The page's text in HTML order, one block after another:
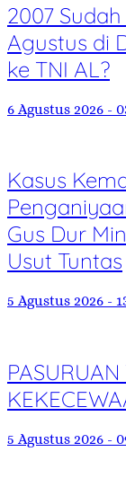
2007
Agustus di
ke TNI AL?
6 Agustus 2026 -
Kasus
Gus Dur
Usut Tuntas
5 Agustus 2026 -
5 Agustus 2026 -